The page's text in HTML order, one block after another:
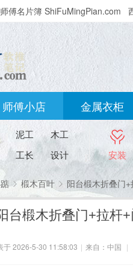
师傅名片簿 ShiFuMingPian.com
师傅小店 金属衣柜
泥工
木工
工长 设计 安装
椴木百叶 阳台椴木折叠门
台椴木折叠门+拉杆
于 2026-5-30 11:58:03 | 来自：中国 |